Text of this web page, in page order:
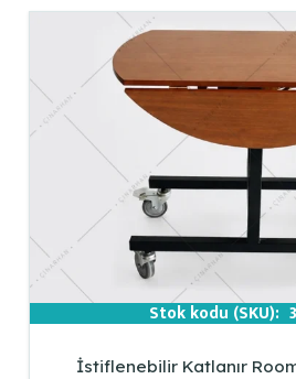
Stok kodu (SKU):
İstiflenebilir Katlanır